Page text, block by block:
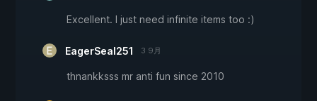
Excellent. I just need infinite items too :)
EagerSeal251 3 9月
thnankksss mr anti fun since 2010